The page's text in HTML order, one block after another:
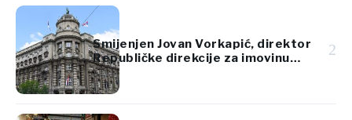
Smijenjen Jovan Vorkapić, direktor
Republičke direkcije za imovinu
Srbije
2